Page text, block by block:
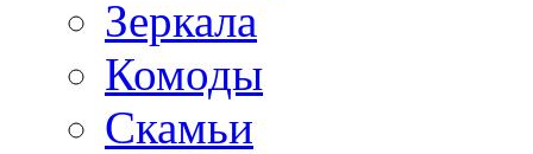
Зеркала
Комоды
Скамьи